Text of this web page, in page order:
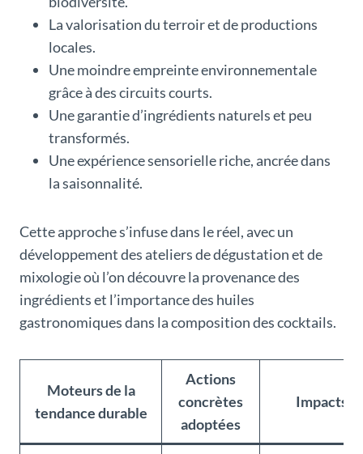
La valorisation du terroir et de productions
locales.
Une moindre empreinte environnementale
grâce à des circuits courts.
Une garantie d’ingrédients naturels et peu
transformés.
Une expérience sensorielle riche, ancrée dans
la saisonnalité.
Cette approche s’infuse dans le réel, avec un
développement des ateliers de dégustation et de
mixologie où l’on découvre la provenance des
ingrédients et l’importance des huiles
gastronomiques dans la composition des cocktails.
Moteurs de la
tendance durable
Actions
concrètes
adoptées
Impacts